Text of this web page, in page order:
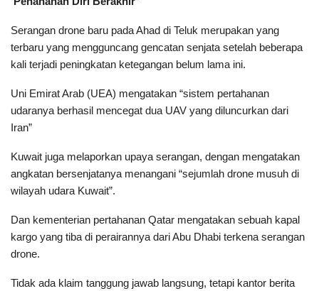
Serangan drone baru pada Ahad di Teluk merupakan yang
terbaru yang mengguncang gencatan senjata setelah beberapa
kali terjadi peningkatan ketegangan belum lama ini.
Uni Emirat Arab (UEA) mengatakan “sistem pertahanan
udaranya berhasil mencegat dua UAV yang diluncurkan dari
Iran”
Kuwait juga melaporkan upaya serangan, dengan mengatakan
angkatan bersenjatanya menangani “sejumlah drone musuh di
wilayah udara Kuwait”.
Dan kementerian pertahanan Qatar mengatakan sebuah kapal
kargo yang tiba di perairannya dari Abu Dhabi terkena serangan
drone.
Tidak ada klaim tanggung jawab langsung, tetapi kantor berita